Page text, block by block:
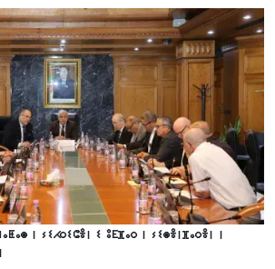
ⵏ ⵢⵉⵃⵔⵉⵛⴻⵏ ⵉ ⵓⴹⴼⴰⵔ ⵏ ⵢⵉⵙⴻⵏⴼⴰⵔⴻⵏ ⵏ